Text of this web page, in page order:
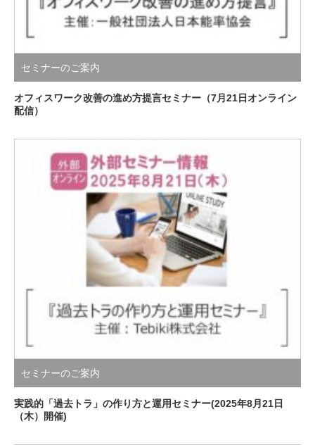
セミナーのご案内
オフィスワーク改善の進め方提言セミナー（7月21日オンライン
配信）
セミナーのご案内
実践的「過去トラ」の作り方と運用セミナー(2025年8月21日
（木）開催)